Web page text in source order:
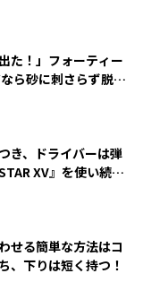
た！」フォーティー
ら砂に刺さらず脱出
き、ドライバーは弾
XV』を使い続け
せる簡単な方法はコ
下りは短く持つ！